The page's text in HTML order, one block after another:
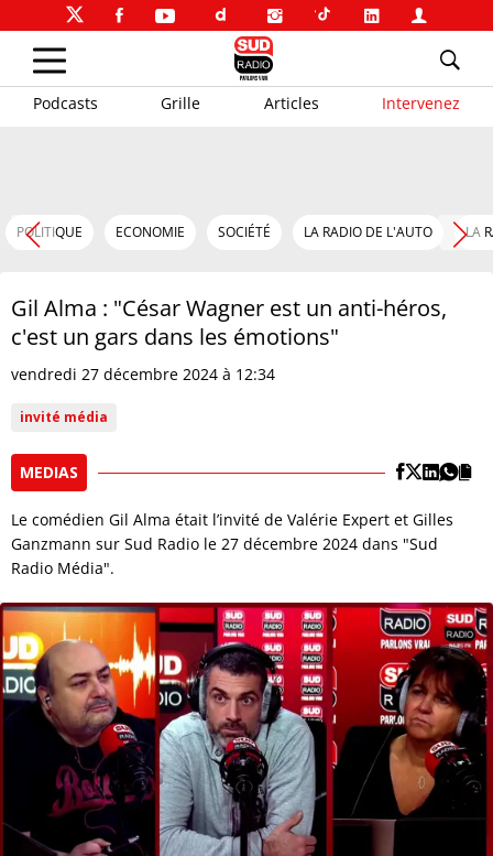
Podcasts Grille Articles Intervenez
POLITIQUE ECONOMIE SOCIÉTÉ LA RADIO DE L'AUTO LA
Gil Alma : "César Wagner est un anti-héros,
c'est un gars dans les émotions"
vendredi 27 décembre 2024 à 12:34
invité média
MEDIAS
Le comédien Gil Alma était l’invité de Valérie Expert et Gilles
Ganzmann sur Sud Radio le 27 décembre 2024 dans "Sud
Radio Média".